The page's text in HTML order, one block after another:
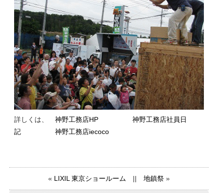
詳しくは、 神野工務店HP
神野工務店社員日
記
神野工務店iecoco
« LIXIL 東京ショールーム || 地鎮祭»